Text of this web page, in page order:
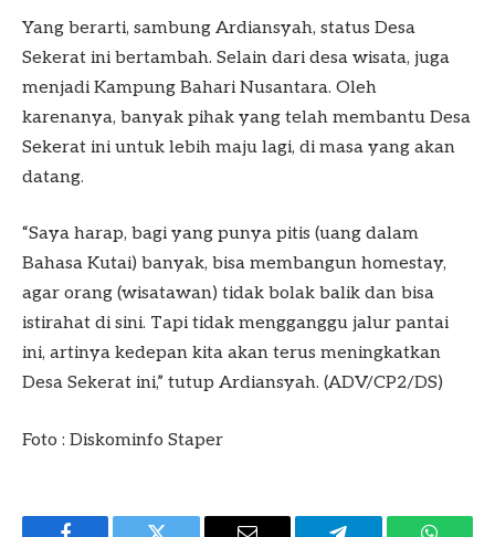
Yang berarti, sambung Ardiansyah, status Desa
Sekerat ini bertambah. Selain dari desa wisata, juga
menjadi Kampung Bahari Nusantara. Oleh
karenanya, banyak pihak yang telah membantu Desa
Sekerat ini untuk lebih maju lagi, di masa yang akan
datang.
“Saya harap, bagi yang punya pitis (uang dalam
Bahasa Kutai) banyak, bisa membangun homestay,
agar orang (wisatawan) tidak bolak balik dan bisa
istirahat di sini. Tapi tidak mengganggu jalur pantai
ini, artinya kedepan kita akan terus meningkatkan
Desa Sekerat ini,” tutup Ardiansyah. (ADV/CP2/DS)
Foto : Diskominfo Staper